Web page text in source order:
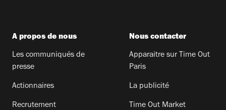
A propos de nous
Les communiqués de
presse
Actionnaires
Recrutement
Nous contacter
Apparaitre sur Time Out
Paris
La publicité
Time Out Market